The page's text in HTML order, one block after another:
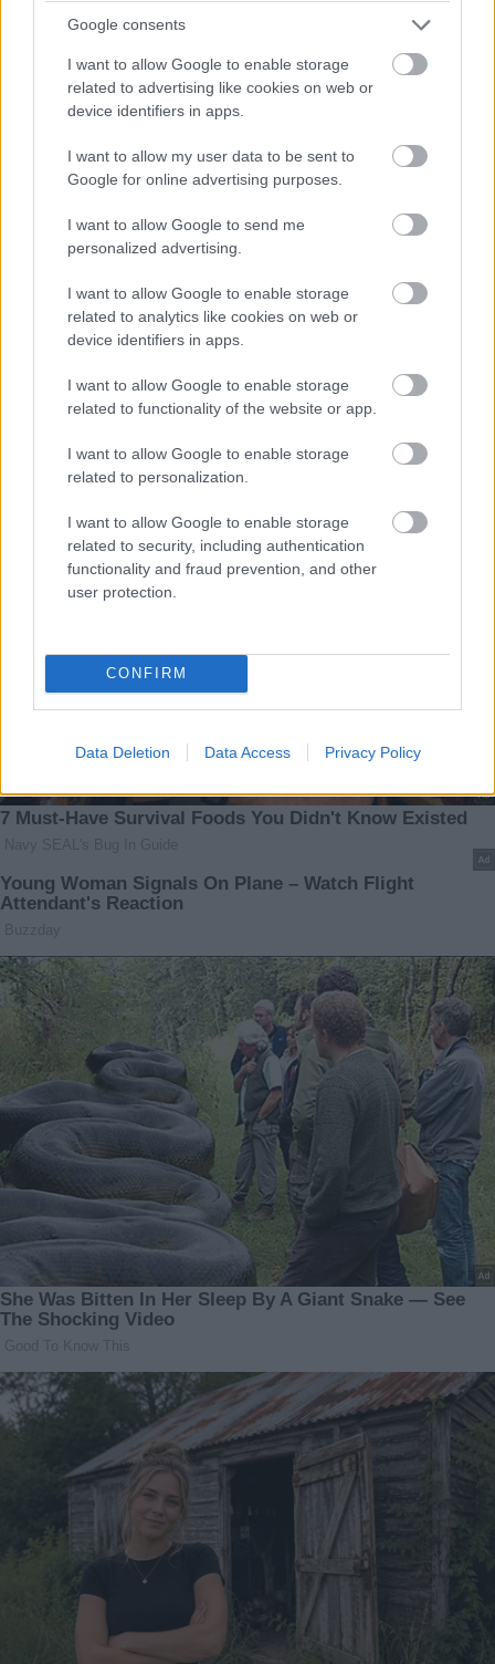
Google consents
I want to allow Google to enable storage
related to advertising like cookies on web or
device identifiers in apps.
I want to allow my user data to be sent to
Google for online advertising purposes.
I want to allow Google to send me
personalized advertising.
I want to allow Google to enable storage
related to analytics like cookies on web or
device identifiers in apps.
I want to allow Google to enable storage
related to functionality of the website or app.
I want to allow Google to enable storage
related to personalization.
I want to allow Google to enable storage
related to security, including authentication
functionality and fraud prevention, and other
user protection.
CONFIRM
Data Deletion Data Access Privacy Policy